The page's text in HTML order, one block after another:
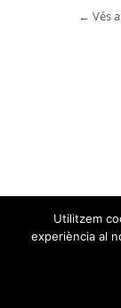
← Vés
Utilitzem
experiència al